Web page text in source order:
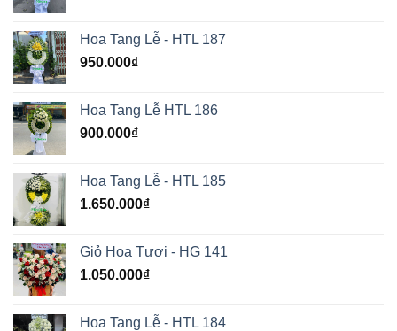
Hoa Tang Lễ - HTL 187
950.000₫
Hoa Tang Lễ HTL 186
900.000₫
Hoa Tang Lễ - HTL 185
1.650.000₫
Giỏ Hoa Tươi - HG 141
1.050.000₫
Hoa Tang Lễ - HTL 184